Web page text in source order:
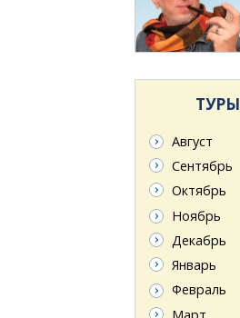
ТУРЫ
Август
Сентябрь
Октябрь
Ноябрь
Декабрь
Январь
Февраль